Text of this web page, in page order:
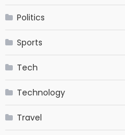
Politics
Sports
Tech
Technology
Travel